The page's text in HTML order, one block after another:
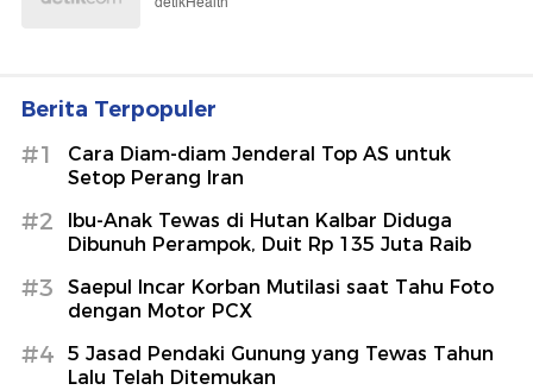
Berita Terpopuler
#1
Cara Diam-diam Jenderal Top AS untuk
Setop Perang Iran
#2
Ibu-Anak Tewas di Hutan Kalbar Diduga
Dibunuh Perampok, Duit Rp 135 Juta Raib
#3
Saepul Incar Korban Mutilasi saat Tahu Foto
dengan Motor PCX
#4
5 Jasad Pendaki Gunung yang Tewas Tahun
Lalu Telah Ditemukan